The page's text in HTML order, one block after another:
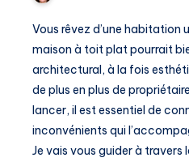
Vous rêvez d’une habitation
maison à toit plat pourrait
architectural, à la fois
de plus en plus de
lancer, il est essentiel de
inconvénients qui
Je vais vous guider à